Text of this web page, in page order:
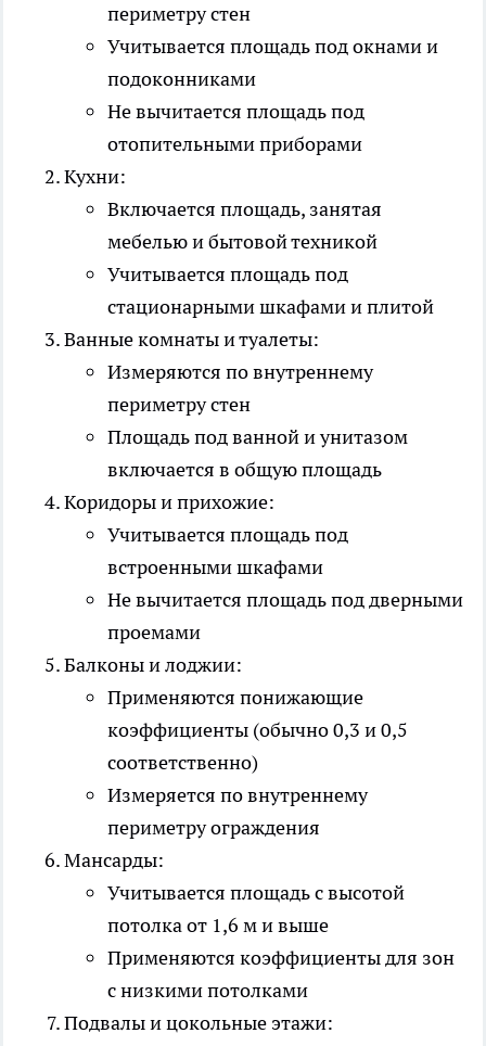
периметру стен
Учитывается площадь под окнами и
подоконниками
Не вычитается площадь под
отопительными приборами
Кухни:
Включается площадь, занятая
мебелью и бытовой техникой
Учитывается площадь под
стационарными шкафами и плитой
Ванные комнаты и туалеты:
Измеряются по внутреннему
периметру стен
Площадь под ванной и унитазом
включается в общую площадь
Коридоры и прихожие:
Учитывается площадь под
встроенными шкафами
Не вычитается площадь под дверными
проемами
Балконы и лоджии:
Применяются понижающие
коэффициенты (обычно 0,3 и 0,5
соответственно)
Измеряется по внутреннему
периметру ограждения
Мансарды:
Учитывается площадь с высотой
потолка от 1,6 м и выше
Применяются коэффициенты для зон
с низкими потолками
Подвалы и цокольные этажи: